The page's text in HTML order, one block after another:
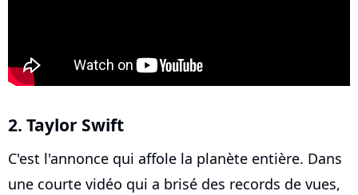
2. Taylor Swift
C'est l'annonce qui affole la planète entière. Dans
une courte vidéo qui a brisé des records de vues,